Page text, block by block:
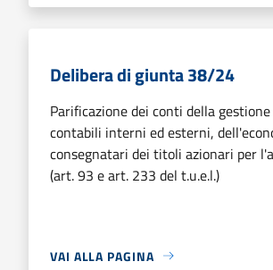
Delibera di giunta 38/24
Parificazione dei conti della
contabili interni ed esterni,
consegnatari dei titoli azionari per
(art. 93 e art. 233 del t.u.e.l.)
VAI ALLA PAGINA